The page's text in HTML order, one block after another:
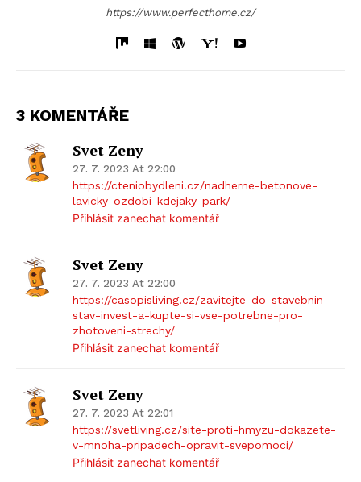
https://www.perfecthome.cz/
3 KOMENTÁŘE
Svet Zeny
27. 7. 2023 At 22:00
https://cteniobydleni.cz/nadherne-betonove-
lavicky-ozdobi-kdejaky-park/
Přihlásit zanechat komentář
Svet Zeny
27. 7. 2023 At 22:00
https://casopisliving.cz/zavitejte-do-stavebnin-
stav-invest-a-kupte-si-vse-potrebne-pro-
zhotoveni-strechy/
Přihlásit zanechat komentář
Svet Zeny
27. 7. 2023 At 22:01
https://svetliving.cz/site-proti-hmyzu-dokazete-
v-mnoha-pripadech-opravit-svepomoci/
Přihlásit zanechat komentář